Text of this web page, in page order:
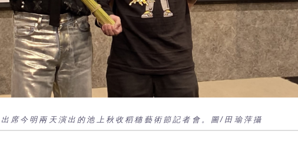
席今明兩天演出的池上秋收稻穗藝術節記者會。圖/田瑜萍攝